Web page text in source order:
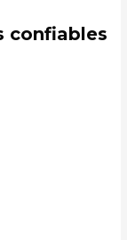
confiables